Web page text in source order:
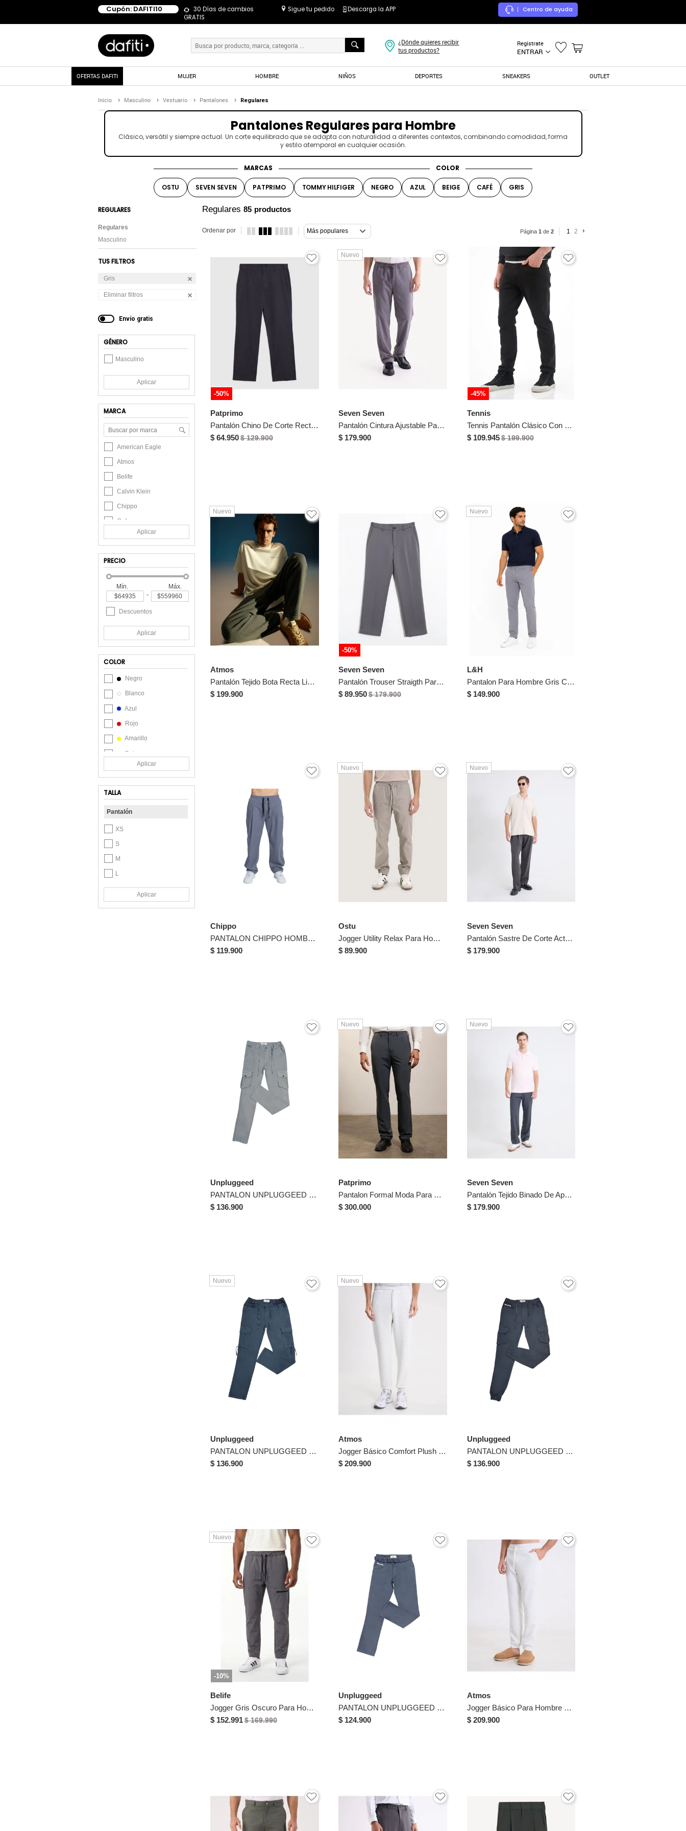
Cupón: DAFITI10
30 Días de cambios
GRATIS
Sigue tu pedido Descarga la APP | Centro de ayuda
Registrate
ENTRAR
¿Dónde quieres recibir
tus productos?
OFERTAS DAFITI MUJER HOMBRE NIÑOS DEPORTES SNEAKERS OUTLET
Inicio Masculino Vestuario Pantalones Regulares
Pantalones Regulares para Hombre
Clásico, versátil y siempre actual. Un corte equilibrado que se adapta con naturalidad a diferentes contextos, combinando comodidad, forma
y estilo atemporal en cualquier ocasión.
MARCAS
OSTU SEVEN SEVEN PATPRIMO TOMMY HILFIGER
COLOR
NEGRO AZUL BEIGE CAFÉ GRIS
REGULARES
Regulares
Masculino
TUS FILTROS
Gris
Eliminar filtros
Envío gratis
GÉNERO
Masculino
Aplicar
MARCA
American Eagle
Atmos
Belife
Calvin Klein
Chippo
Gef
MP
Patprimo
QST
Seven Seven
Sk2P&Co
Tennis
Tommy Hilfiger
Aplicar
PRECIO
Mín.
Máx.
-
Descuentos
Aplicar
COLOR
Negro
Blanco
Azul
Rojo
Amarillo
Beige
Crudo
Gris
Natural
Rosa
Aplicar
TALLA
Pantalón
XS
S
M
L
XL
XXL
Aplicar
Regulares85 productos
Ordenar por Más populares Página 1 de 2 1 2
-50%
Patprimo
Pantalón Chino De Corte Recto Para Hombre Gris Patprimo
$ 64.950$ 129.900
Nuevo
Seven Seven
Pantalón Cintura Ajustable Para Hombre Gris Seven Seven
$ 179.900
-45%
Tennis
Tennis Pantalón Clásico Con Mini Raqueta Negro Para Hombre
$ 109.945$ 199.900
Nuevo
Atmos
Pantalón Tejido Bota Recta Ligero Para Hombre Gris Atmos
$ 199.900
-50%
Seven Seven
Pantalón Trouser Straigth Para Hombre Gris Seven Seven
$ 89.950$ 179.900
Nuevo
L&H
Pantalon Para Hombre Gris Claro Marca L&H Ref. 2L107001
$ 149.900
Chippo
PANTALON CHIPPO HOMBRE MCJ12778941 GRIS OSCURO Talla 36
$ 119.900
Nuevo
Ostu
Jogger Utility Relax Para Hombre Gris Ostu
$ 89.900
Nuevo
Seven Seven
Pantalón Sastre De Corte Actual Para Hombre Gris Seven Seven
$ 179.900
Unpluggeed
PANTALON UNPLUGGEED HOMBRE 56282 GRIS CLARO Talla 36
$ 136.900
Nuevo
Patprimo
Pantalon Formal Moda Para Hombre Gris Patprimo
$ 300.000
Nuevo
Seven Seven
Pantalón Tejido Binado De Apariencia Limpia Para Hombre Gris Seven Seven
$ 179.900
Nuevo
Unpluggeed
PANTALON UNPLUGGEED HOMBRE 56286 GRIS OSCURO Talla 34
$ 136.900
Nuevo
Atmos
Jogger Básico Comfort Plush Para Hombre Gris Atmos
$ 209.900
Unpluggeed
PANTALON UNPLUGGEED HOMBRE 56281R GRIS OSCURO Talla 36
$ 136.900
Nuevo
-10%
Belife
Jogger Gris Oscuro Para Hombre
$ 152.991$ 169.990
Unpluggeed
PANTALON UNPLUGGEED HOMBRE 58378P GRIS OSCURO Talla 36
$ 124.900
Atmos
Jogger Básico Para Hombre Gris Atmos
$ 209.900